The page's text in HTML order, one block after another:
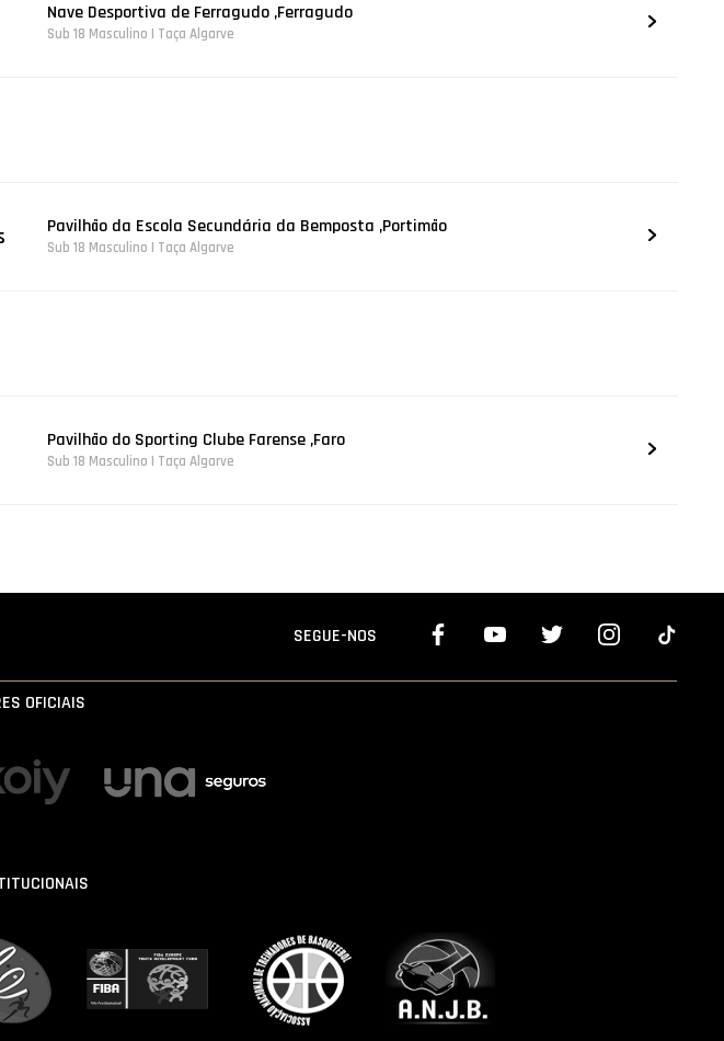
Nave Desportiva de Ferragudo ,Ferragudo
Sub 18 Masculino | Taça Algarve
Pavilhão da Escola Secundária da Bemposta ,Portimão
Sub 18 Masculino | Taça Algarve
Pavilhão do Sporting Clube Farense ,Faro
Sub 18 Masculino | Taça Algarve
SEGUE-NOS
OFICIAIS